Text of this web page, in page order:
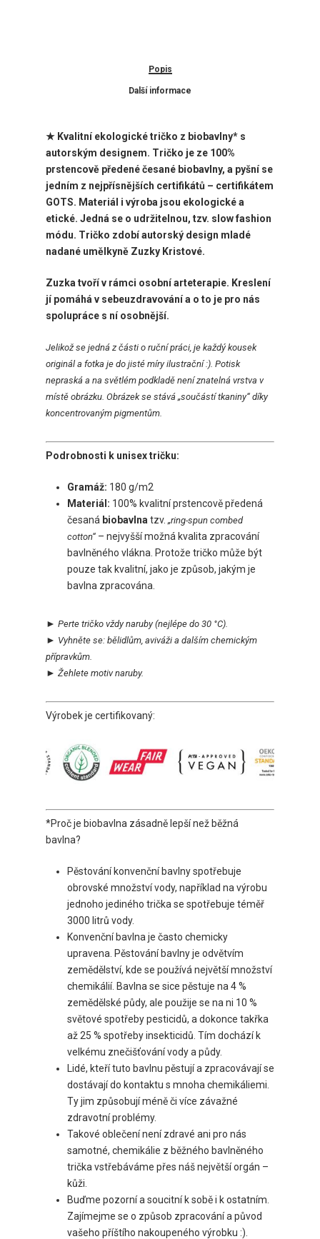
Popis
Další informace
★ Kvalitní ekologické tričko z biobavlny* s
autorským designem. Tričko je ze 100%
prstencově předené česané biobavlny, a pyšní se
jedním z nejpřísnějších certifikátů – certifikátem
GOTS. Materiál i výroba jsou ekologické a
etické. Jedná se o udržitelnou, tzv. slow fashion
módu. Tričko zdobí autorský design mladé
nadané umělkyně Zuzky Kristové.
Zuzka tvoří v rámci osobní arteterapie. Kreslení
jí pomáhá v sebeuzdravování a o to je pro nás
spolupráce s ní osobnější.
Jelikož se jedná z části o ruční práci, je každý kousek
originál a fotka je do jisté míry ilustrační :). Potisk
nepraská a na světlém podkladě není znatelná vrstva v
místě obrázku. Obrázek se stává „součástí tkaniny“ díky
koncentrovaným pigmentům.
Podrobnosti k unisex tričku:
Gramáž: 180 g/m2
Materiál: 100% kvalitní prstencově předená
česaná biobavlna tzv. „ring-spun combed
cotton“ – nejvyšší možná kvalita zpracování
bavlněného vlákna. Protože tričko může být
pouze tak kvalitní, jako je způsob, jakým je
bavlna zpracována.
► Perte tričko vždy naruby(nejlépe do 30 °C).
► Vyhněte se: bělidlům, aviváži a dalším chemickým
přípravkům.
► Žehlete motiv naruby.
Výrobek je certifikovaný:
*Proč je biobavlna zásadně lepší než běžná
bavlna?
Pěstování konvenční bavlny spotřebuje
obrovské množství vody, například na výrobu
jednoho jediného trička se spotřebuje téměř
3000 litrů vody.
Konvenční bavlna je často chemicky
upravena. Pěstování bavlny je odvětvím
zemědělství, kde se používá největší množství
chemikálií. Bavlna se sice pěstuje na 4 %
zemědělské půdy, ale použije se na ni 10 %
světové spotřeby pesticidů, a dokonce takřka
až 25 % spotřeby insekticidů. Tím dochází k
velkému znečišťování vody a půdy.
Lidé, kteří tuto bavlnu pěstují a zpracovávají se
dostávají do kontaktu s mnoha chemikáliemi.
Ty jim způsobují méně či více závažné
zdravotní problémy.
Takové oblečení není zdravé ani pro nás
samotné, chemikálie z běžného bavlněného
trička vstřebáváme přes náš největší orgán –
kůži.
Buďme pozorní a soucitní k sobě i k ostatním.
Zajímejme se o způsob zpracování a původ
vašeho příštího nakoupeného výrobku :).